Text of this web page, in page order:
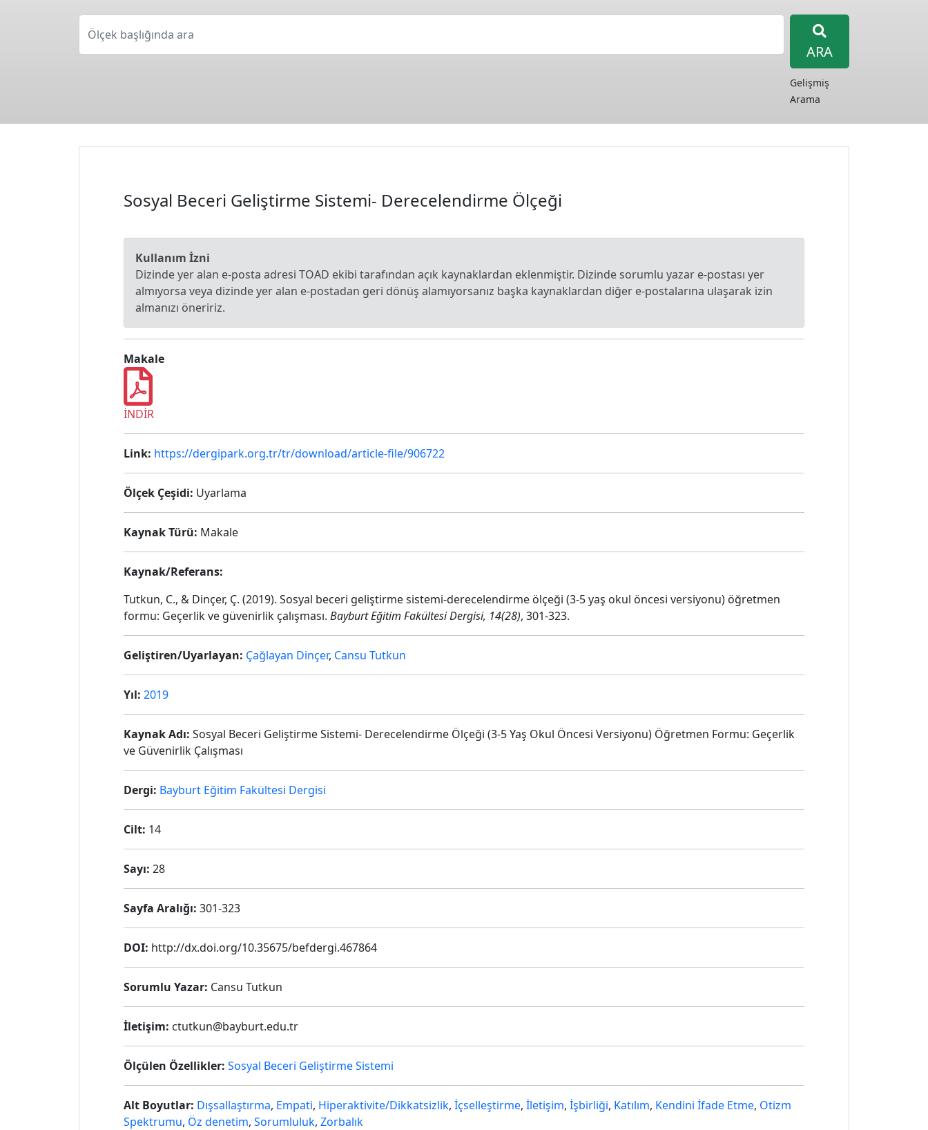
Ölçek başlığında ara
ARA
Gelişmiş
Arama
Sosyal Beceri Geliştirme Sistemi- Derecelendirme Ölçeği
Kullanım İzni
Dizinde yer alan e-posta adresi TOAD ekibi tarafından açık kaynaklardan eklenmiştir. Dizinde sorumlu yazar e-postası yer
almıyorsa veya dizinde yer alan e-postadan geri dönüş alamıyorsanız başka kaynaklardan diğer e-postalarına ulaşarak izin
almanızı öneririz.
Makale
İNDİR
Link: https://dergipark.org.tr/tr/download/article-file/906722
Ölçek Çeşidi: Uyarlama
Kaynak Türü: Makale
Kaynak/Referans:
Tutkun, C., & Dinçer, Ç. (2019). Sosyal beceri geliştirme sistemi-derecelendirme ölçeği (3-5 yaş okul öncesi versiyonu) öğretmen
formu: Geçerlik ve güvenirlik çalışması. Bayburt Eğitim Fakültesi Dergisi, 14(28), 301-323.
Geliştiren/Uyarlayan: Çağlayan Dinçer, Cansu Tutkun
Yıl: 2019
Kaynak Adı: Sosyal Beceri Geliştirme Sistemi- Derecelendirme Ölçeği (3-5 Yaş Okul Öncesi Versiyonu) Öğretmen Formu: Geçerlik
ve Güvenirlik Çalışması
Dergi: Bayburt Eğitim Fakültesi Dergisi
Cilt: 14
Sayı: 28
Sayfa Aralığı: 301-323
DOI: http://dx.doi.org/10.35675/befdergi.467864
Sorumlu Yazar: Cansu Tutkun
İletişim: ctutkun@bayburt.edu.tr
Ölçülen Özellikler: Sosyal Beceri Geliştirme Sistemi
Alt Boyutlar: Dışsallaştırma, Empati, Hiperaktivite/Dikkatsizlik, İçselleştirme, İletişim, İşbirliği, Katılım, Kendini İfade Etme, Otizm
Spektrumu, Öz denetim, Sorumluluk, Zorbalık